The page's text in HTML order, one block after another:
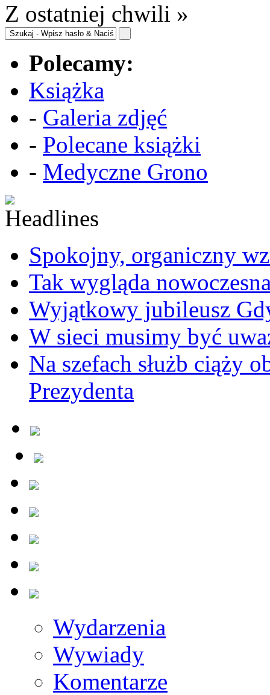
Z ostatniej chwili »
Polecamy:
Książka
- Galeria zdjęć
- Polecane książki
- Medyczne Grono
Spokojny, organiczny
Tak wygląda
Wyjątkowy jubileusz
W sieci musimy być
Na szefach służb ciąży
Prezydenta
Wydarzenia
Wywiady
Komentarze